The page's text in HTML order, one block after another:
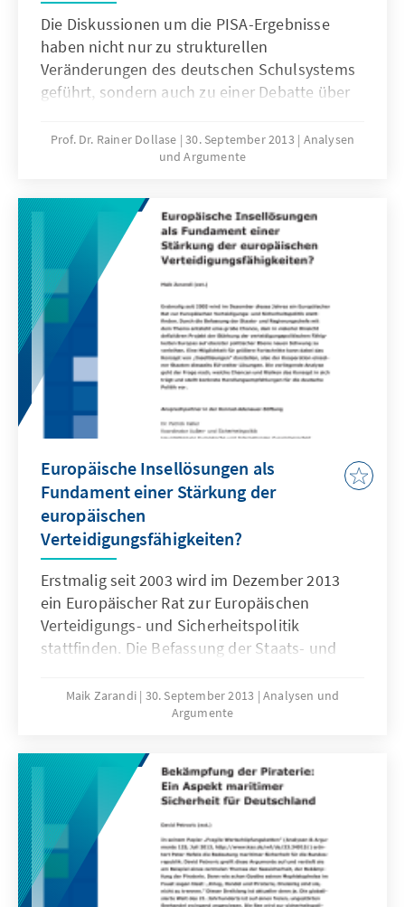
Die Diskussionen um die PISA-Ergebnisse
haben nicht nur zu strukturellen
Veränderungen des deutschen Schulsystems
geführt, sondern auch zu einer Debatte über
Mittelpunkt der folgenden Ausführungen
steht die Neuausrichtung der
eine Vereinheitlichung der Lehrerausbildung
zum Ziel hat.
Prof. Dr. Rainer Dollase 30. September 2013
Analysen
und Argumente
Europäische Insellösungen als
Fundament einer Stärkung der
europäischen
Verteidigungsfähigkeiten?
Erstmalig seit 2003 wird im Dezember 2013
ein Europäischer Rat zur Europäischen
Verteidigungs- und Sicherheitspolitik
stattfinden. Die Befassung der Staats- und
Chancen, dem in vielerlei Hinsicht defizitären
Projekt der Stärkung der
auf oberster politischer Ebene neuen
Schwung zu verleihen. Eine Möglichkeit kann
dabei das Konzept von „Insellösungen“
darstellen. Zu den Chancen und Risiken des
Konzepts und den konkreten
Handlungsempfehlungen für die deutsche
Maik Zarandi 30. September 2013
Analysen und
Argumente